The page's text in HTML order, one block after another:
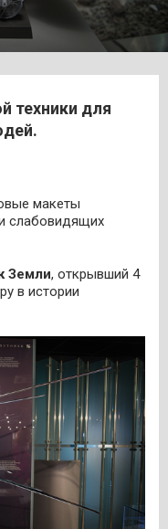
техники для
макеты
слабовидящих
Земли, открывший 4
в истории